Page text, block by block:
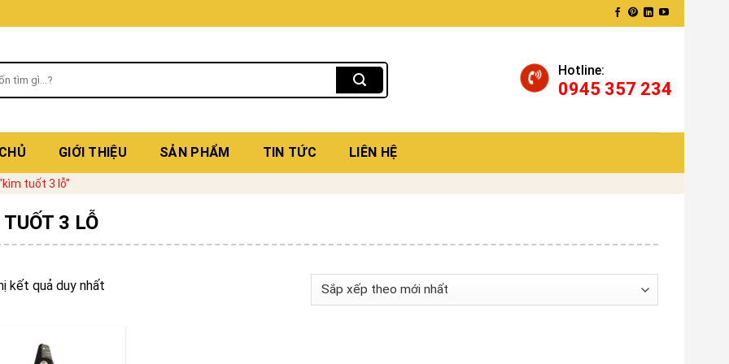
Hotline:
0945 357 234
GIỚI THIỆU SẢN PHẨM TIN TỨC LIÊN HỆ
tuốt 3 lỗ”
3 LỖ
kết quả duy nhất